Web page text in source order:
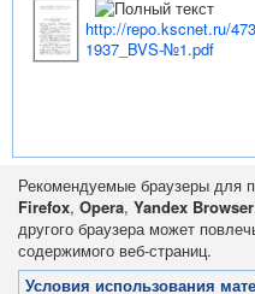
http://repo.kscnet.ru/
1937_BVS-№1.pdf
Рекомендуемые браузеры для
Firefox, Opera, Yandex Browser
другого браузера может
содержимого веб-страниц.
Условия использования